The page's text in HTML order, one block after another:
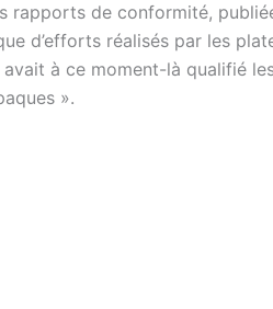
rapports de conformité,
d’efforts réalisés par les
à ce moment-là qualifié
».